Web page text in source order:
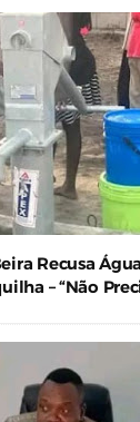
Recusa
– “Não